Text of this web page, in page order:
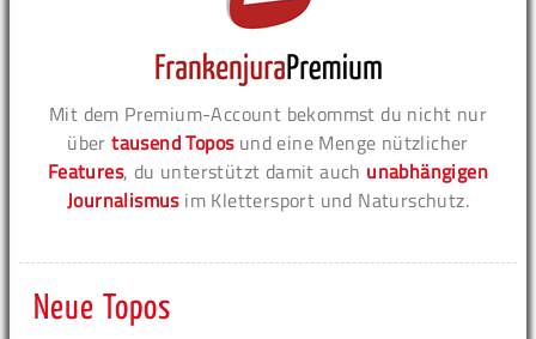
Mit dem Premium-Account bekommst du nicht nur
übertausend Toposund eine Menge nützlicher
Features, du unterstützt damit auch unabhängigen
Journalismusim Klettersport und Naturschutz.
Neue Topos